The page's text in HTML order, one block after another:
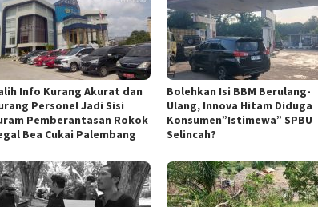
Info Kurang Akurat dan
Personel Jadi Sisi
Pemberantasan Rokok
Bea Cukai Palembang
Bolehkan Isi BBM Berulang-
Ulang, Innova Hitam Diduga
Konsumen”Istimewa” SPBU
Selincah?